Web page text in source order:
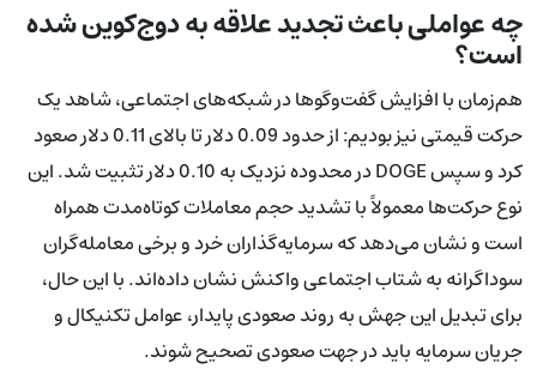
چه عواملی باعث تجدید علاقه به دوج‌کوین شده
است؟
هم‌زمان با افزایش گفت‌وگوها در شبکه‌های اجتماعی، شاهد یک
حرکت قیمتی نیز بودیم: از حدود 0.09 دلار تا بالای 0.11 دلار صعود
کرد و سپس DOGE در محدوده نزدیک به 0.10 دلار تثبیت شد. این
نوع حرکت‌ها معمولاً با تشدید حجم معاملات کوتاه‌مدت همراه
است و نشان می‌دهد که سرمایه‌گذاران خرد و برخی معامله‌گران
سوداگرانه به شتاب اجتماعی واکنش نشان داده‌اند. با این حال،
برای تبدیل این جهش به روند صعودی پایدار، عوامل تکنیکال و
جریان سرمایه باید در جهت صعودی تصحیح شوند.